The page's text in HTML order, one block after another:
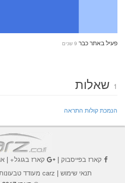
פעיל באתר כבר 9 שנים
1 שאלות
הנמכת קולות התראה
קארז בפייסבוק| קארז בגוגל+|
תנאי שימוש | carz מעודד טבעונות